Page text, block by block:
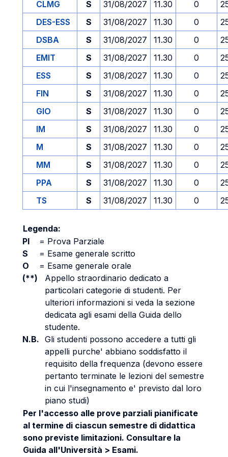
CLMG S 31/08/2027 11.30 0
DES-ESS
S 31/08/2027 11.30 0
DSBA
S 31/08/2027 11.30 0
EMIT
S 31/08/2027 11.30 0
ESS
S 31/08/2027 11.30 0
FIN
S 31/08/2027 11.30 0
GIO
S 31/08/2027 11.30 0
IM
S 31/08/2027 11.30 0
M
S 31/08/2027 11.30 0
MM
S 31/08/2027 11.30 0
PPA
S 31/08/2027 11.30 0
TS
S 31/08/2027 11.30 0
Legenda:
PI
= Prova Parziale
S
= Esame generale scritto
O
= Esame generale orale
(**)
Appello straordinario dedicato a
particolari categorie di studenti. Per
ulteriori informazioni si veda la sezione
dedicata agli esami della Guida dello
studente.
N.B. Gli studenti possono accedere a tutti gli
appelli purche' abbiano soddisfatto il
requisito della frequenza (devono essere
pertanto terminate le lezioni del semestre
in cui l'insegnamento e' previsto dal loro
piano studi)
Per l'accesso alle prove parziali pianificate
al termine di ciascun semestre di didattica
sono previste limitazioni. Consultare la
Guida all'Università > Esami.